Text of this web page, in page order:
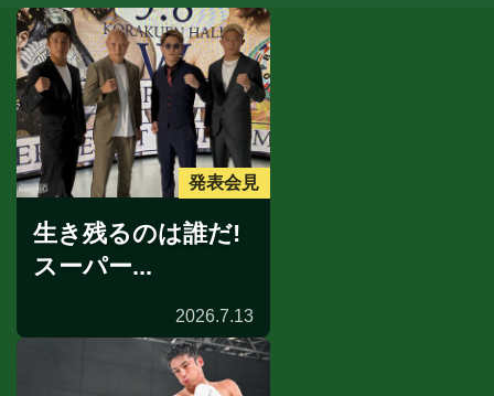
発表会見
生き残るのは誰だ!
スーパー...
2026.7.13